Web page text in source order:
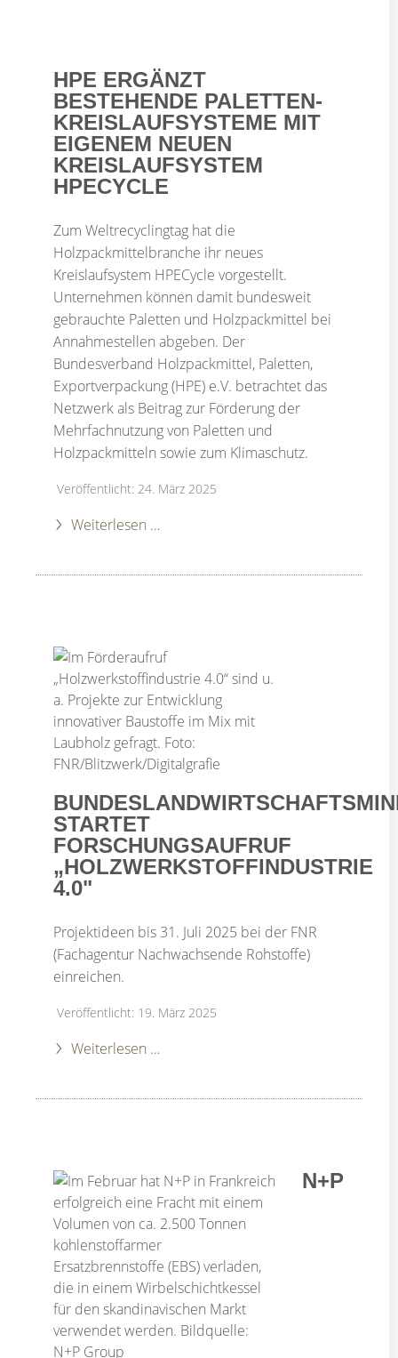
HPE ERGÄNZT
BESTEHENDE PALETTEN-
KREISLAUFSYSTEME MIT
EIGENEM NEUEN
KREISLAUFSYSTEM
HPECYCLE
Zum Weltrecyclingtag hat die
Holzpackmittelbranche ihr neues
Kreislaufsystem HPECycle vorgestellt.
Unternehmen können damit bundesweit
gebrauchte Paletten und Holzpackmittel bei
Annahmestellen abgeben. Der
Bundesverband Holzpackmittel, Paletten,
Exportverpackung (HPE) e.V. betrachtet das
Netzwerk als Beitrag zur Förderung der
Mehrfachnutzung von Paletten und
Holzpackmitteln sowie zum Klimaschutz.
Veröffentlicht: 24. März 2025
Weiterlesen …
STARTET
FORSCHUNGSAUFRUF
„HOLZWERKSTOFFINDUSTRIE
4.0"
Projektideen bis 31. Juli 2025 bei der FNR
(Fachagentur Nachwachsende Rohstoffe)
einreichen.
Veröffentlicht: 19. März 2025
Weiterlesen …
N+P